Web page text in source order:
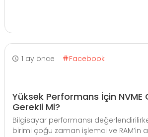
1 ay önce Facebook
Yüksek Performans İçin NVME
Gerekli Mi?
Bilgisayar performansı
birimi çoğu zaman işlemci ve RAM’in